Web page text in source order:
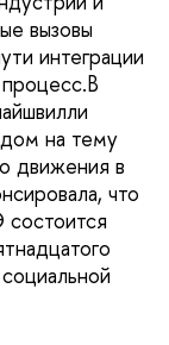
вызовы
интеграции
на тему
движения в
что